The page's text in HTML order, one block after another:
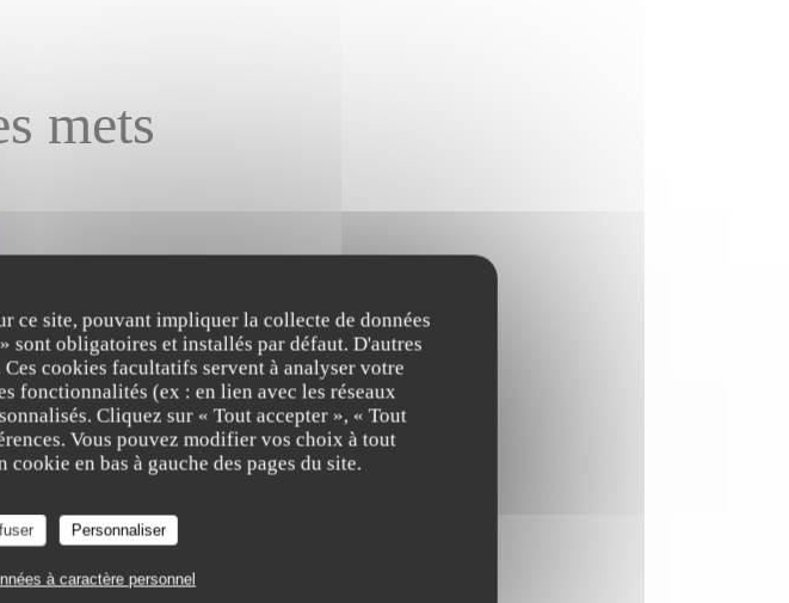
ce site, pouvant impliquer la collecte de données
sont obligatoires et installés par défaut. D'autres
cookies facultatifs servent à analyser votre
fonctionnalités (ex : en lien avec les réseaux
Cliquez sur « Tout accepter », « Tout
Vous pouvez modifier vos choix à tout
en bas à gauche des pages du site.
Personnaliser
à caractère personnel
mets
SAUCE AJI VERDE
concombre, pomme
10,00 EUR